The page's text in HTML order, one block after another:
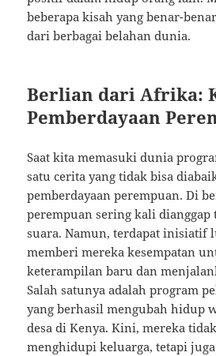
beberapa kisah yang benar-
dari berbagai belahan dunia.
Berlian dari Afrika:
Pemberdayaan
Saat kita memasuki dunia
satu cerita yang tidak bisa
pemberdayaan perempuan. Di
perempuan sering kali
suara. Namun, terdapat inisiatif
memberi mereka kesempatan
keterampilan baru dan
Salah satunya adalah program
yang berhasil mengubah hidup
desa di Kenya. Kini, mereka
menghidupi keluarga, tetapi